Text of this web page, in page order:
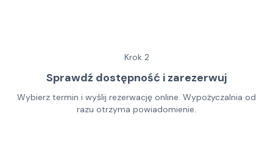
Krok 2
Sprawdź dostępność i zarezerwuj
Wybierz termin i wyślij rezerwację online. Wypożyczalnia od
razu otrzyma powiadomienie.